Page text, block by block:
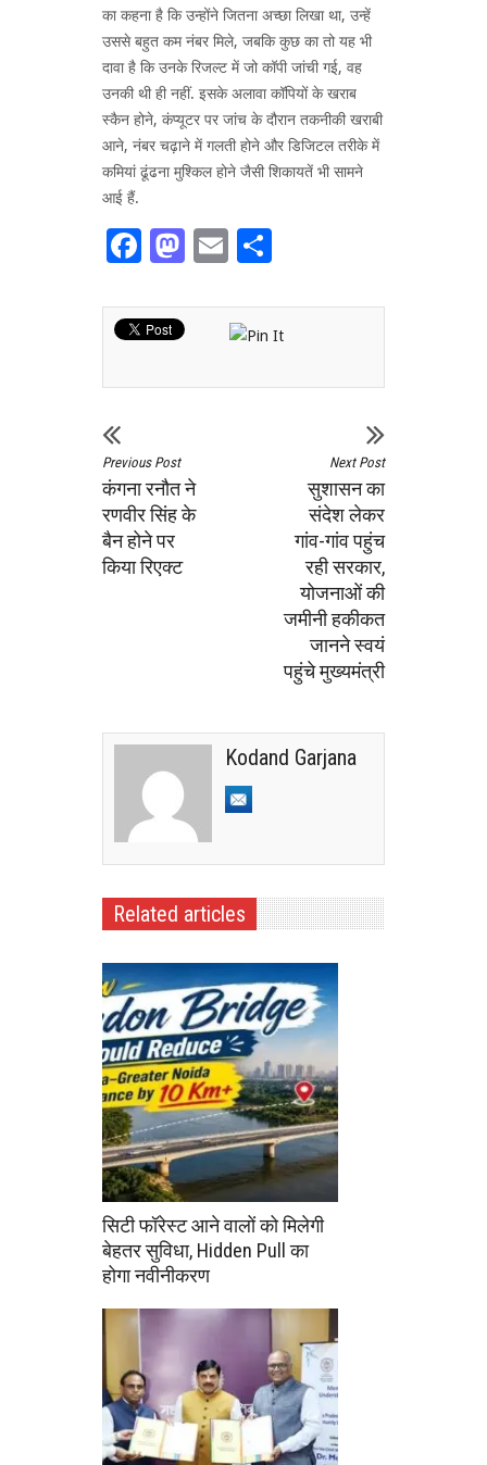
का कहना है कि उन्होंने जितना अच्छा लिखा था, उन्हें
उससे बहुत कम नंबर मिले, जबकि कुछ का तो यह भी
दावा है कि उनके रिजल्ट में जो कॉपी जांची गई, वह
उनकी थी ही नहीं. इसके अलावा कॉपियों के खराब
स्कैन होने, कंप्यूटर पर जांच के दौरान तकनीकी खराबी
आने, नंबर चढ़ाने में गलती होने और डिजिटल तरीके में
कमियां ढूंढना मुश्किल होने जैसी शिकायतें भी सामने
आई हैं.
Facebook
Mastodon
Email
Previous Post
कंगना रनौत ने
रणवीर सिंह के
बैन होने पर
किया रिएक्ट
Next Post
सुशासन का
संदेश लेकर
गांव-गांव पहुंच
रही सरकार,
योजनाओं की
जमीनी हकीकत
जानने स्वयं
पहुंचे मुख्यमंत्री
Kodand Garjana
Related articles
सिटी फॉरेस्ट आने वालों को मिलेगी
बेहतर सुविधा, Hidden Pull का
होगा नवीनीकरण